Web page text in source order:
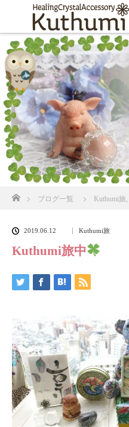
ブログ一覧 Kuthumi旅,
2019.06.12 Kuthumi旅
Kuthumi旅中